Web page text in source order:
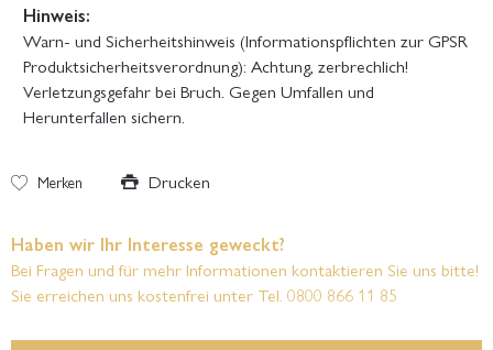
Hinweis:
Warn- und Sicherheitshinweis (Informationspflichten zur GPSR
Produktsicherheitsverordnung): Achtung, zerbrechlich!
Verletzungsgefahr bei Bruch. Gegen Umfallen und
Herunterfallen sichern.
Merken Drucken
Haben wir Ihr Interesse geweckt?
Bei Fragen und für mehr Informationen kontaktieren Sie uns bitte!
Sie erreichen uns kostenfrei unter Tel. 0800 866 11 85